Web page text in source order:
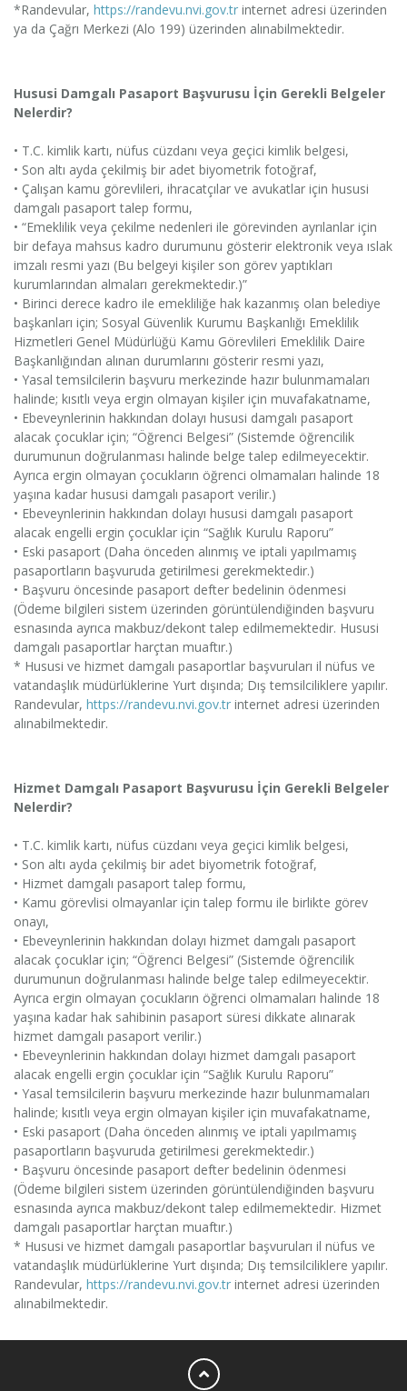
*Randevular, https://randevu.nvi.gov.tr internet adresi üzerinden
ya da Çağrı Merkezi (Alo 199) üzerinden alınabilmektedir.
Hususi Damgalı Pasaport Başvurusu İçin Gerekli Belgeler
Nelerdir?
• T.C. kimlik kartı, nüfus cüzdanı veya geçici kimlik belgesi,
• Son altı ayda çekilmiş bir adet biyometrik fotoğraf,
• Çalışan kamu görevlileri, ihracatçılar ve avukatlar için hususi
damgalı pasaport talep formu,
• “Emeklilik veya çekilme nedenleri ile görevinden ayrılanlar için
bir defaya mahsus kadro durumunu gösterir elektronik veya ıslak
imzalı resmi yazı (Bu belgeyi kişiler son görev yaptıkları
kurumlarından almaları gerekmektedir.)”
• Birinci derece kadro ile emekliliğe hak kazanmış olan belediye
başkanları için; Sosyal Güvenlik Kurumu Başkanlığı Emeklilik
Hizmetleri Genel Müdürlüğü Kamu Görevlileri Emeklilik Daire
Başkanlığından alınan durumlarını gösterir resmi yazı,
• Yasal temsilcilerin başvuru merkezinde hazır bulunmamaları
halinde; kısıtlı veya ergin olmayan kişiler için muvafakatname,
• Ebeveynlerinin hakkından dolayı hususi damgalı pasaport
alacak çocuklar için; “Öğrenci Belgesi” (Sistemde öğrencilik
durumunun doğrulanması halinde belge talep edilmeyecektir.
Ayrıca ergin olmayan çocukların öğrenci olmamaları halinde 18
yaşına kadar hususi damgalı pasaport verilir.)
• Ebeveynlerinin hakkından dolayı hususi damgalı pasaport
alacak engelli ergin çocuklar için “Sağlık Kurulu Raporu”
• Eski pasaport (Daha önceden alınmış ve iptali yapılmamış
pasaportların başvuruda getirilmesi gerekmektedir.)
• Başvuru öncesinde pasaport defter bedelinin ödenmesi
(Ödeme bilgileri sistem üzerinden görüntülendiğinden başvuru
esnasında ayrıca makbuz/dekont talep edilmemektedir. Hususi
damgalı pasaportlar harçtan muaftır.)
* Hususi ve hizmet damgalı pasaportlar başvuruları il nüfus ve
vatandaşlık müdürlüklerine Yurt dışında; Dış temsilciliklere yapılır.
Randevular, https://randevu.nvi.gov.tr internet adresi üzerinden
alınabilmektedir.
Hizmet Damgalı Pasaport Başvurusu İçin Gerekli Belgeler
Nelerdir?
• T.C. kimlik kartı, nüfus cüzdanı veya geçici kimlik belgesi,
• Son altı ayda çekilmiş bir adet biyometrik fotoğraf,
• Hizmet damgalı pasaport talep formu,
• Kamu görevlisi olmayanlar için talep formu ile birlikte görev
onayı,
• Ebeveynlerinin hakkından dolayı hizmet damgalı pasaport
alacak çocuklar için; “Öğrenci Belgesi” (Sistemde öğrencilik
durumunun doğrulanması halinde belge talep edilmeyecektir.
Ayrıca ergin olmayan çocukların öğrenci olmamaları halinde 18
yaşına kadar hak sahibinin pasaport süresi dikkate alınarak
hizmet damgalı pasaport verilir.)
• Ebeveynlerinin hakkından dolayı hizmet damgalı pasaport
alacak engelli ergin çocuklar için “Sağlık Kurulu Raporu”
• Yasal temsilcilerin başvuru merkezinde hazır bulunmamaları
halinde; kısıtlı veya ergin olmayan kişiler için muvafakatname,
• Eski pasaport (Daha önceden alınmış ve iptali yapılmamış
pasaportların başvuruda getirilmesi gerekmektedir.)
• Başvuru öncesinde pasaport defter bedelinin ödenmesi
(Ödeme bilgileri sistem üzerinden görüntülendiğinden başvuru
esnasında ayrıca makbuz/dekont talep edilmemektedir. Hizmet
damgalı pasaportlar harçtan muaftır.)
* Hususi ve hizmet damgalı pasaportlar başvuruları il nüfus ve
vatandaşlık müdürlüklerine Yurt dışında; Dış temsilciliklere yapılır.
Randevular, https://randevu.nvi.gov.tr internet adresi üzerinden
alınabilmektedir.